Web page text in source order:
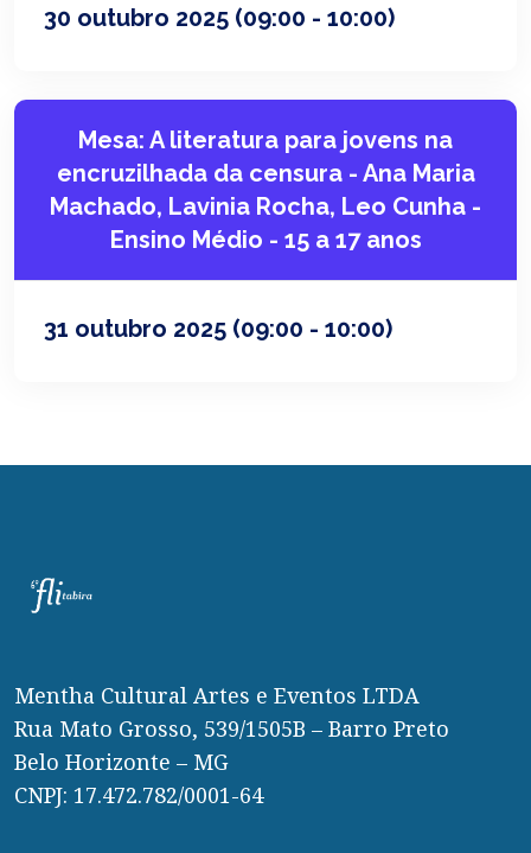
30 outubro 2025 (09:00 - 10:00)
Mesa: A literatura para jovens na
encruzilhada da censura - Ana Maria
Machado, Lavinia Rocha, Leo Cunha -
Ensino Médio - 15 a 17 anos
31 outubro 2025 (09:00 - 10:00)
Mentha Cultural Artes e Eventos LTDA
Rua Mato Grosso, 539/1505B – Barro Preto
Belo Horizonte – MG
CNPJ: 17.472.782/0001-64